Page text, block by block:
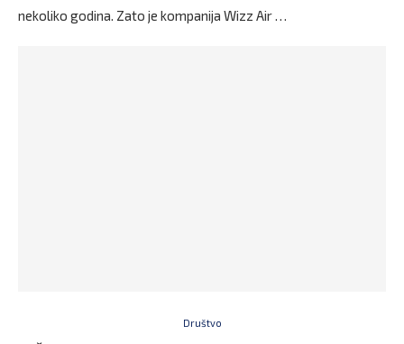
nekoliko godina. Zato je kompanija Wizz Air …
Društvo